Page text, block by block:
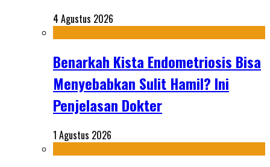
4 Agustus 2026
Benarkah Kista Endometriosis Bisa
Menyebabkan Sulit Hamil? Ini
Penjelasan Dokter
1 Agustus 2026